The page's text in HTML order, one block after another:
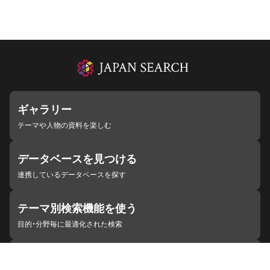
ギャラリー
テーマや人物の資料を楽しむ
データベースを見つける
連携しているデータベースを探す
テーマ別検索機能を使う
目的・分野毎に最適化された検索